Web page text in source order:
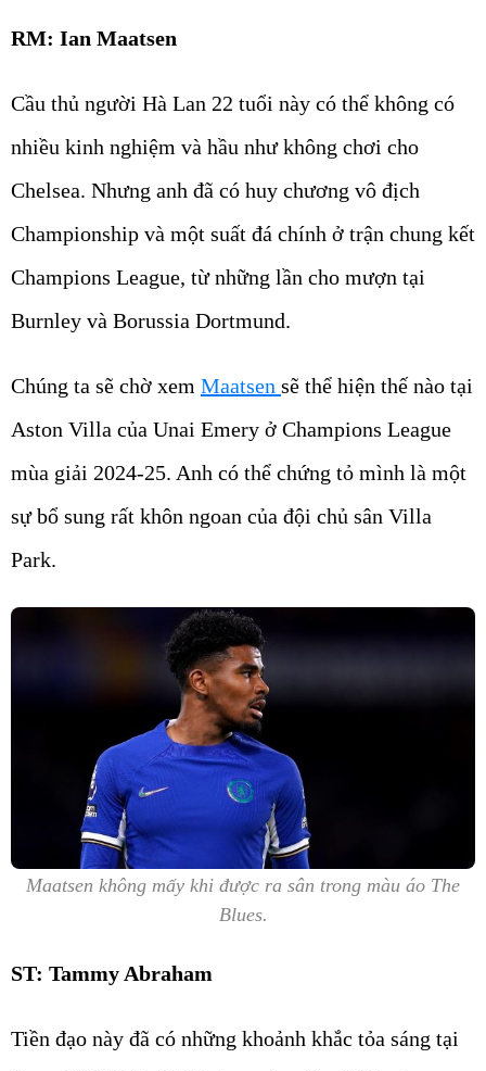
RM: Ian Maatsen
Cầu thủ người Hà Lan 22 tuổi này có thể không có
nhiều kinh nghiệm và hầu như không chơi cho
Chelsea. Nhưng anh đã có huy chương vô địch
Championship và một suất đá chính ở trận chung kết
Champions League, từ những lần cho mượn tại
Burnley và Borussia Dortmund.
Chúng ta sẽ chờ xem Maatsen sẽ thể hiện thế nào tại
Aston Villa của Unai Emery ở Champions League
mùa giải 2024-25. Anh có thể chứng tỏ mình là một
sự bổ sung rất khôn ngoan của đội chủ sân Villa
Park.
Maatsen không mấy khi được ra sân trong màu áo The
Blues.
ST: Tammy Abraham
Tiền đạo này đã có những khoảnh khắc tỏa sáng tại